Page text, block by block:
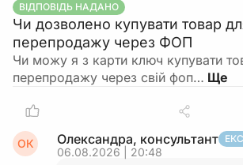
ВІДПОВІДЬ НАДАНО
Чи дозволено купувати товар
перепродажу через ФОП
Чи можу я з карти ключ купувати
перепродажу через свій фоп…
ОК Олександра, консультант
06.08.2026 | 20:48